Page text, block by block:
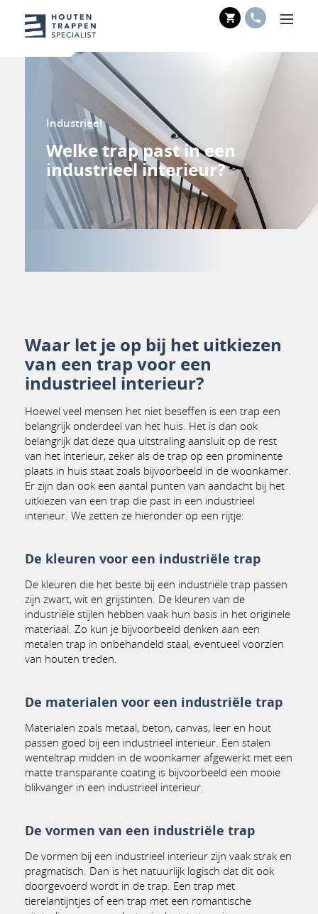
Industrieel
Welke trap past in een
industrieel interieur?
Waar let je op bij het uitkiezen
van een trap voor een
industrieel interieur?
Hoewel veel mensen het niet beseffen is een trap een
belangrijk onderdeel van het huis. Het is dan ook
belangrijk dat deze qua uitstraling aansluit op de rest
van het interieur, zeker als de trap op een prominente
plaats in huis staat zoals bijvoorbeeld in de woonkamer.
Er zijn dan ook een aantal punten van aandacht bij het
uitkiezen van een trap die past in een industrieel
interieur. We zetten ze hieronder op een rijtje:
De kleuren voor een industriële trap
De kleuren die het beste bij een industriële trap passen
zijn zwart, wit en grijstinten. De kleuren van de
industriële stijlen hebben vaak hun basis in het originele
materiaal. Zo kun je bijvoorbeeld denken aan een
metalen trap in onbehandeld staal, eventueel voorzien
van houten treden.
De materialen voor een industriële trap
Materialen zoals metaal, beton, canvas, leer en hout
passen goed bij een industrieel interieur. Een stalen
wenteltrap midden in de woonkamer afgewerkt met een
matte transparante coating is bijvoorbeeld een mooie
blikvanger in een industrieel interieur.
De vormen van een industriële trap
De vormen bij een industrieel interieur zijn vaak strak en
pragmatisch. Dan is het natuurlijk logisch dat dit ook
doorgevoerd wordt in de trap. Een trap met
tierelantijntjes of een trap met een romantische